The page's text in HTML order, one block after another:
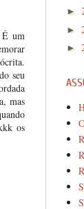
É um
seu
mas
os
►
►
►